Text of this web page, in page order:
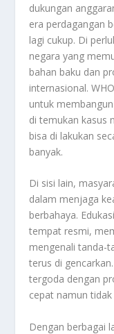
dukungan
era perdagangan
lagi cukup. Di
negara yang
bahan baku dan
internasional.
untuk
di temukan kasus
bisa di lakukan
banyak.
Di sisi lain,
dalam menjaga
berbahaya.
tempat resmi,
mengenali tanda-
terus di
tergoda dengan
cepat namun
Dengan berbagai